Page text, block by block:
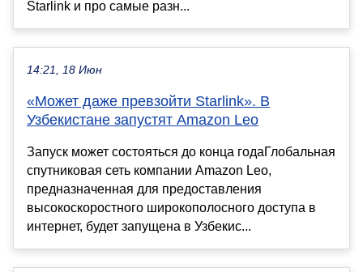
Starlink и про самые разн...
14:21, 18 Июн
«Может даже превзойти Starlink». В
Узбекистане запустят Amazon Leo
Запуск может состояться до конца годаГлобальная
спутниковая сеть компании Amazon Leo,
предназначенная для предоставления
высокоскоростного широкополосного доступа в
интернет, будет запущена в Узбекис...